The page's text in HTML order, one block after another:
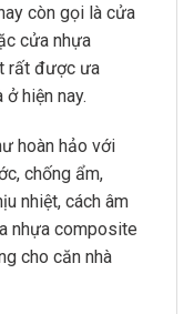
còn gọi là cửa
cửa nhựa
rất được ưa
hiện nay.
hoàn hảo với
chống ẩm,
nhiệt, cách âm
nhựa composite
cho căn nhà